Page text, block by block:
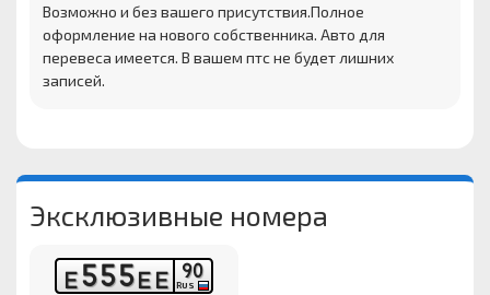
Возможно и без вашего присутствия.Полное
оформление на нового собственника. Авто для
перевеса имеется. В вашем птс не будет лишних
записей.
Эксклюзивные номера
Е555ЕЕ 90
RUS